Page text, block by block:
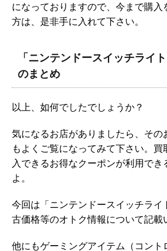
になっておりますので、今まで購入
方は、是非手に入れて下さい。
「ニンテンドースイッチライ
のまとめ
以上、如何でしたでしょうか？
気になるお店がありましたら、その
もよくご覧になってみて下さい。
入できるお得なクーポンが利用でき
よ。
今回は「ニンテンドースイッチライ
古価格等のオトク情報について記載
他にもゲーミングアイテム（コント